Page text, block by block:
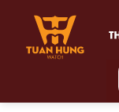
content